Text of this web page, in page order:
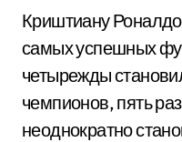
Криштиану
самых успешных
четырежды
чемпионов, пять
неоднократно